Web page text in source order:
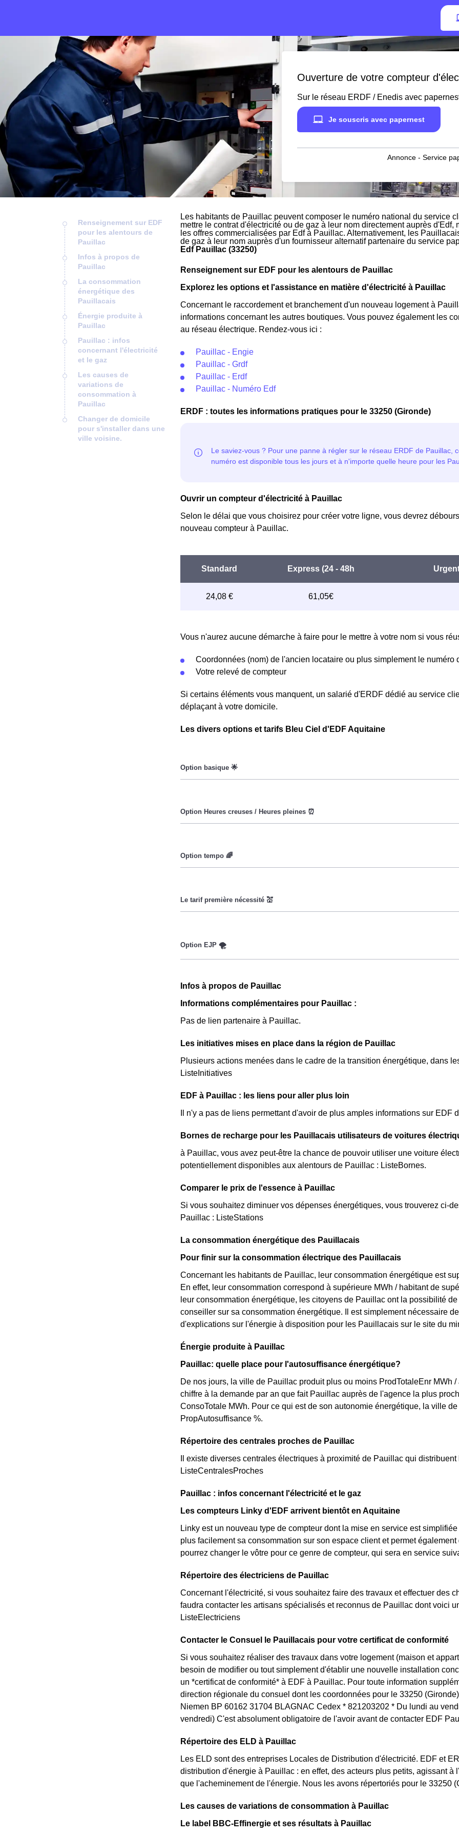
Ouverture de votre compteur
Sur le réseau ERDF / Enedis avec
Je souscris avec papernest
Annonce - Service
Renseignement sur EDF
pour les alentours de
Pauillac
Infos à propos de
Pauillac
La consommation
énergétique des
Pauillacais
Énergie produite à
Pauillac
Pauillac : infos
concernant l'électricité
et le gaz
Les causes de
variations de
consommation à
Pauillac
Changer de domicile
pour s'installer dans une
ville voisine.
Les habitants de Pauillac peuvent composer le numéro national du service
mettre le contrat d'électricité ou de gaz à leur nom directement auprès
les offres commercialisées par Edf à Pauillac. Alternativement, les
de gaz à leur nom auprès d'un fournisseur alternatif partenaire du service
Edf Pauillac (33250)
Renseignement sur EDF pour les alentours de Pauillac
Explorez les options et l'assistance en matière d'électricité à Pauillac
Concernant le raccordement et branchement d'un nouveau logement à
informations concernant les autres boutiques. Vous pouvez également les
au réseau électrique. Rendez-vous ici :
Pauillac - Engie
Pauillac - Grdf
Pauillac - Erdf
Pauillac - Numéro Edf
ERDF : toutes les informations pratiques pour le 33250 (Gironde)
Ouvrir un compteur d'électricité à Pauillac
Selon le délai que vous choisirez pour créer votre ligne, vous devrez
nouveau compteur à Pauillac.
Vous n'aurez aucune démarche à faire pour le mettre à votre nom si vous
Coordonnées (nom) de l'ancien locataire ou plus simplement le numéro
Votre relevé de compteur
Si certains éléments vous manquent, un salarié d'ERDF dédié au service
déplaçant à votre domicile.
Les divers options et tarifs Bleu Ciel d'EDF Aquitaine
sont moins chers, et permettent ainsi de réduire sa facture d'électricité si l'on
Ce tarif existe chez la plupart des fournisseurs d'électricité de France et est
deux tarifs : pendant 22 jours le prix de l'électricité est quatre fois plus cher,
prix est 20% moins cher par rapport au tarif normal à Pauillac. ⚡💸
Infos à propos de Pauillac
Informations complémentaires pour Pauillac :
Pas de lien partenaire à Pauillac.
Les initiatives mises en place dans la région de Pauillac
Plusieurs actions menées dans le cadre de la transition énergétique, dans
ListeInitiatives
EDF à Pauillac : les liens pour aller plus loin
Il n'y a pas de liens permettant d'avoir de plus amples informations sur EDF
Bornes de recharge pour les Pauillacais utilisateurs de voitures
à Pauillac, vous avez peut-être la chance de pouvoir utiliser une voiture
potentiellement disponibles aux alentours de Pauillac : ListeBornes.
Comparer le prix de l'essence à Pauillac
Si vous souhaitez diminuer vos dépenses énergétiques, vous trouverez ci-
Pauillac : ListeStations
La consommation énergétique des Pauillacais
Pour finir sur la consommation électrique des Pauillacais
Concernant les habitants de Pauillac, leur consommation énergétique est
En effet, leur consommation correspond à supérieure MWh / habitant de
leur consommation énergétique, les citoyens de Pauillac ont la possibilité
conseiller sur sa consommation énergétique. Il est simplement nécessaire
d'explications sur l'énergie à disposition pour les Pauillacais sur le site du
Énergie produite à Pauillac
Pauillac: quelle place pour l'autosuffisance énergétique?
De nos jours, la ville de Pauillac produit plus ou moins ProdTotaleEnr MWh
chiffre à la demande par an que fait Pauillac auprès de l'agence la plus
ConsoTotale MWh. Pour ce qui est de son autonomie énergétique, la ville
PropAutosuffisance %.
Répertoire des centrales proches de Pauillac
Il existe diverses centrales électriques à proximité de Pauillac qui
ListeCentralesProches
Pauillac : infos concernant l'électricité et le gaz
Les compteurs Linky d'EDF arrivent bientôt en Aquitaine
Linky est un nouveau type de compteur dont la mise en service est
plus facilement sa consommation sur son espace client et permet
pourrez changer le vôtre pour ce genre de compteur, qui sera en service
Répertoire des électriciens de Pauillac
Concernant l'électricité, si vous souhaitez faire des travaux et effectuer des
faudra contacter les artisans spécialisés et reconnus de Pauillac dont voici
ListeElectriciens
Contacter le Consuel le Pauillacais pour votre certificat de conformité
Si vous souhaitez réaliser des travaux dans votre logement (maison et
besoin de modifier ou tout simplement d'établir une nouvelle installation
un *certificat de conformité* à EDF à Pauillac. Pour toute information
direction régionale du consuel dont les coordonnées pour le 33250
Niemen BP 60162 31704 BLAGNAC Cedex * 821203202 * Du lundi au
vendredi) C'est absolument obligatoire de l'avoir avant de contacter EDF
Répertoire des ELD à Pauillac
Les ELD sont des entreprises Locales de Distribution d'électricité. EDF et
distribution d'énergie à Pauillac : en effet, des acteurs plus petits, agissant
que l'acheminement de l'énergie. Nous les avons répertoriés pour le 33250
Les causes de variations de consommation à Pauillac
Le label BBC-Effinergie et ses résultats à Pauillac